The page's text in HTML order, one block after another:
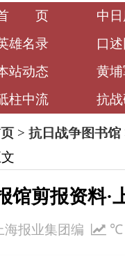
页 中
雄名录
口
站动态
黄
柱中流
抗
> 抗日战争图书馆
馆剪报资料·
海报业集团编 ℃